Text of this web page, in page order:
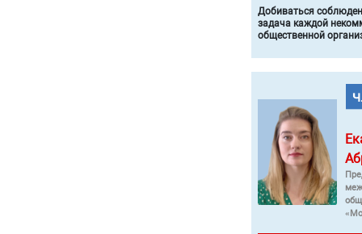
Добиваться
задача каждой
общественной